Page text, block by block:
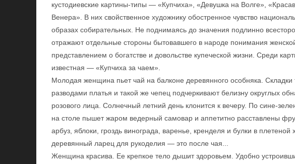
кустодиевские картины-типы — «Купчиха», «Девушка на Волге»,
Венера». В них свойственное художнику обостренное чувство
образах собирательных. Не поднимаясь до значения подлинно
отражают отдельные стороны бытовавшего в народе понимания
представлением о богатстве и довольстве купеческой жизни. Среди
известная — «Купчиха за чаем».
Молодая женщина пьет чай на балконе деревянного особняка.
разводами платья и такой же чепец подчеркивают белизну округлых
розового лица. Солнечный летний день клонится к вечеру. По сине-
на столе пышет жаром ведерный самовар и аппетитно расставлены
арбуз, яблоки, гроздь винограда, варенье, кренделя и булки в
деревянный ларец для рукоделия — это после чая...
Женщина красива. Ее крепкое тело дышит здоровьем. Удобно